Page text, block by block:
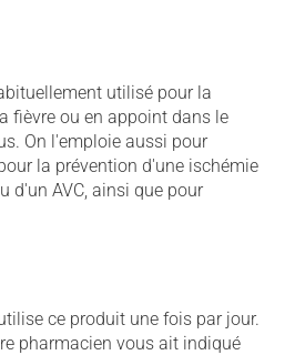
utilisé pour la
fièvre ou en appoint dans le
On l'emploie aussi pour
la prévention d'une ischémie
d'un AVC, ainsi que pour
ce produit une fois par jour.
pharmacien vous ait indiqué